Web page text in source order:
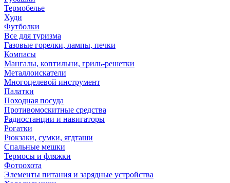
Термобелье
Худи
Футболки
Все для туризма
Газовые горелки, лампы, печки
Компасы
Мангалы, коптильни, гриль-решетки
Металлоискатели
Многоцелевой инструмент
Палатки
Походная посуда
Противомоскитные средства
Радиостанции и навигаторы
Рогатки
Рюкзаки, сумки, ягдташи
Спальные мешки
Термосы и фляжки
Фотоохота
Элементы питания и зарядные устройства